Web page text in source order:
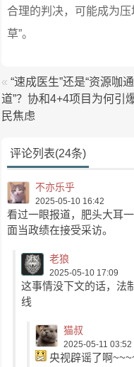
合理的判决，可能成为
草”。
« “速成医生”还是“资源咖通
道”？协和4+4项目为何引
民焦虑
评论列表(24条)
不亦乐乎
2025-05-10 16:42
看过一眼报道，肥头大耳
面当政绩在接受采访。
老狼
2025-05-10 17:09
这事情没下文的话，法
线
猫叔
2025-05-11 03:52
央视辟谣了啊